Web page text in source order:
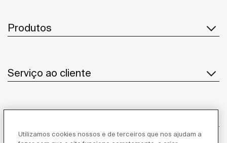
Produtos
Serviço ao cliente
Utilizamos cookies nossos e de terceiros que nos ajudam a